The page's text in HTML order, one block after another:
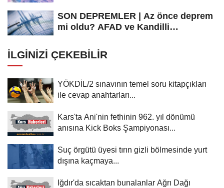
SON DEPREMLER | Az önce deprem
mi oldu? AFAD ve Kandilli
İLGINIZI ÇEKEBILIR
YÖKDİL/2 sınavının temel soru kitapçıkları
ile cevap anahtarları...
Kars'ta Ani'nin fethinin 962. yıl dönümü
anısına Kick Boks Şampiyonası...
Suç örgütü üyesi tırın gizli bölmesinde yurt
dışına kaçmaya...
Iğdır'da sıcaktan bunalanlar Ağrı Dağı